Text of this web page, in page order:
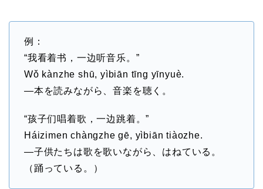
例：
“我看着书，一边听音乐。”
Wǒ kànzhe shū, yìbiān tīng yīnyuè.
―本を読みながら、音楽を聴く。
“孩子们唱着歌，一边跳着。”
Háizimen chàngzhe gē, yìbiān tiàozhe.
―子供たちは歌を歌いながら、はねている。
（踊っている。）